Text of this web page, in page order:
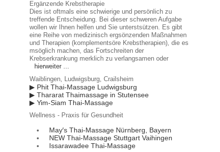
Ergänzende Krebstherapie
Dies ist oftmals eine schwierige und persönlich zu
treffende Entscheidung. Bei dieser schweren Aufgabe
wollen wir Ihnen helfen und Sie unterstsützen. Es gibt
eine Reihe von medizinisch ergsönzenden Maßnahmen
und Therapien (komplementsöre Krebstherapien), die es
msöglich machen, das Fortschreiten der
Krebserkrankung merklich zu verlangsamen oder
hierweiter ...
Waiblingen, Ludwigsburg, Crailsheim
▶ Phit Thai-Massage Ludwigsburg
▶ Thararat Thaimassage in Stutensee
▶ Yim-Siam Thai-Massage
Wellness - Praxis für Gesundheit
May′s Thai-Massage Nürnberg, Bayern
NEW Thai-Massage Stuttgart Vaihingen
Issarawadee Thai-Massage